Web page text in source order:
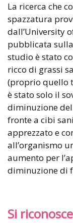
La ricerca che
spazzatura
dall’University
pubblicata
studio è stato
ricco di grassi
(proprio quello
è stato solo il
diminuzione
fronte a cibi
apprezzato e
all’organismo
aumento per
diminuzione di
Si